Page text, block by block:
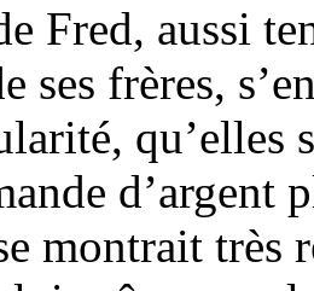
Fred, aussi
ses frères,
qu’elles
montrait très